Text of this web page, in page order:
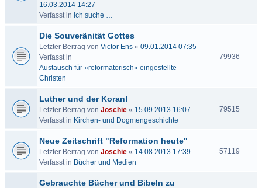
16.03.2014 14:27
Verfasst in Ich suche …
Die Souveränität Gottes
Letzter Beitrag von Victor Ens « 09.01.2014 07:35
Verfasst in
Austausch für »reformatorisch« eingestellte
Christen
79936
Luther und der Koran!
Letzter Beitrag von Joschie « 15.09.2013 16:07
Verfasst in Kirchen- und Dogmengeschichte
79515
Neue Zeitschrift "Reformation heute"
Letzter Beitrag von Joschie « 14.08.2013 17:39
Verfasst in Bücher und Medien
57119
Gebrauchte Bücher und Bibeln zu